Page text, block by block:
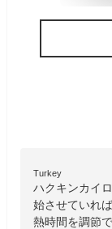
Turkey
ハクキンカイ
始させていれ
熱時間を調節